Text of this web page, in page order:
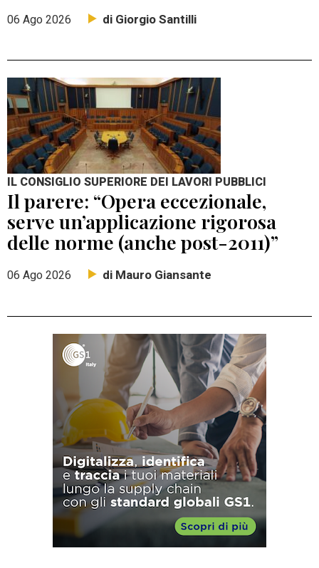
06 Ago 2026 di Giorgio Santilli
IL CONSIGLIO SUPERIORE DEI LAVORI PUBBLICI
Il parere: “Opera eccezionale,
serve un’applicazione rigorosa
delle norme (anche post-2011)”
06 Ago 2026 di Mauro Giansante